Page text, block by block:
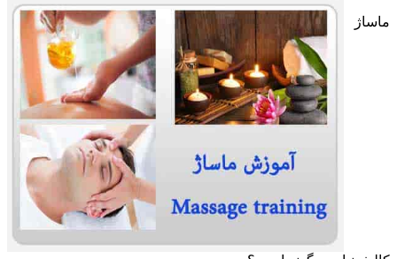
ماساژ